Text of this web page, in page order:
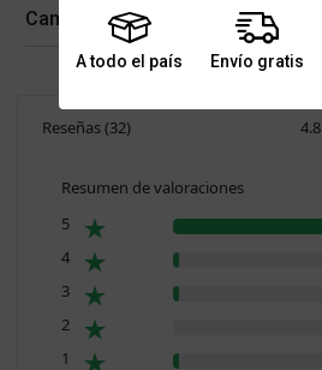
A todo el país Envío gratis
Cambios y devoluciones
Reseñas(32) 4.8
Resumen de valoraciones
5
4
3
2
1